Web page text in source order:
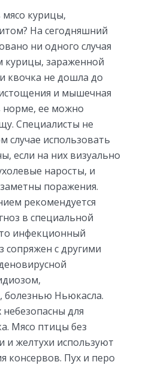
курицы,
На сегодняшний
ни одного случая
курицы, зараженной
квочка не дошла до
и мышечная
норме, ее можно
Специалисты не
случае использовать
если на них визуально
наросты, и
поражения.
рекомендуется
в специальной
инфекционный
с другими
болезнью Ньюкасла.
для
Мясо птицы без
и желтухи используют
консервов. Пух и перо